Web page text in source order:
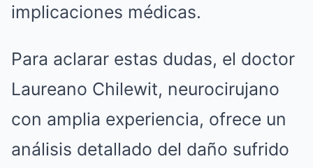
implicaciones médicas.
Para aclarar estas dudas, el doctor
Laureano Chilewit, neurocirujano
con amplia experiencia, ofrece un
análisis detallado del daño sufrido